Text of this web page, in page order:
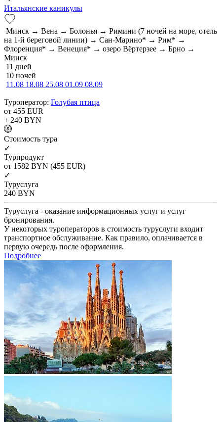
Итальянские каникулы
Минск → Вена → Болонья → Римини (7 ночей на море, отель
на 1-й береговой линии) → Сан-Марино* → Рим* →
Флоренция* → Венеция* → озеро Вёртерзее → Брно →
Минск
11 дней
10 ночей
11.08 18.08 25.08 01.09 08.09
Туроператор: Голубая птица
от 455 EUR
+ 240 BYN
Cтоимость тура
✓
Турпродукт
от 1582 BYN (455 EUR)
✓
Туруслуга
240 BYN
Туруслуга - оказание информационных услуг и услуг
бронирования.
У некоторых туроператоров в стоимость туруслуги входит
транспортное обслуживание. Как правило, оплачивается в
первую очередь после оформления.
Подробнее